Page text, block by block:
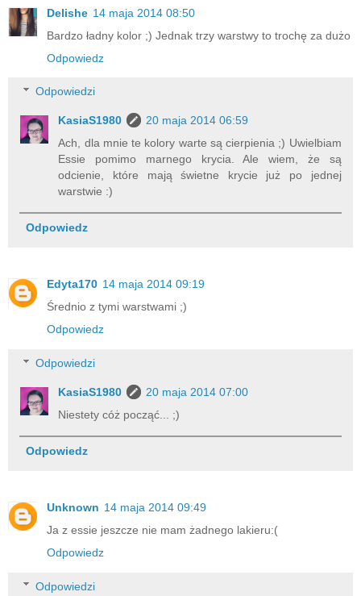
Delishe 14 maja 2014 08:50
Bardzo ładny kolor ;) Jednak trzy warstwy to trochę za dużo
Odpowiedz
Odpowiedzi
KasiaS1980
20 maja 2014 06:59
Ach, dla mnie te kolory warte są cierpienia ;) Uwielbiam
Essie pomimo marnego krycia. Ale wiem, że są
odcienie, które mają świetne krycie już po jednej
warstwie :)
Odpowiedz
Edyta170 14 maja 2014 09:19
Średnio z tymi warstwami ;)
Odpowiedz
Odpowiedzi
KasiaS1980
20 maja 2014 07:00
Niestety cóż począć... ;)
Odpowiedz
Unknown 14 maja 2014 09:49
Ja z essie jeszcze nie mam żadnego lakieru:(
Odpowiedz
Odpowiedzi